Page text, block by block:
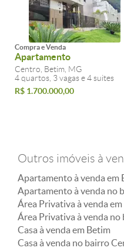
Compra e Venda
Apartamento
Centro, Betim, MG
4 quartos, 3 vagas e 4 suites
R$ 1.700.000,00
Outros imóveis à
Apartamento à venda em
Apartamento à venda no
Área Privativa à venda
Área Privativa à venda
Casa à venda em Betim
Casa à venda no bairro